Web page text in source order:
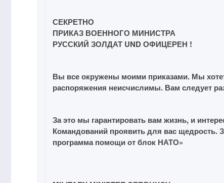
СЕКРЕТНО
ПРИКАЗ ВОЕННОГО МИНИСТРА
РУССКИЙ ЗОЛДАТ UND ОФИЦЕРЕН !
Вы все окружены моими приказами. Мы
распоряжения неисчислимы. Вам следует
За это мы гарантировать вам жизнь, и
Командований проявить для вас
программа помощи от блок НАТО»